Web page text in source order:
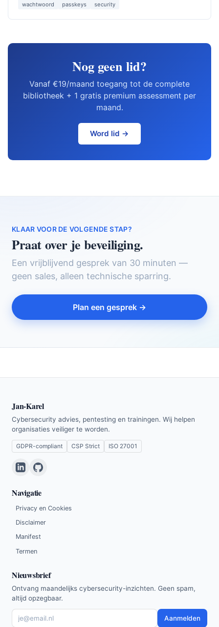
wachtwoord passkeys security
Nog geen lid?
Vanaf €19/maand toegang tot de complete
bibliotheek + 1 gratis premium assessment per
maand.
Word lid →
KLAAR VOOR DE VOLGENDE STAP?
Praat over je beveiliging.
Een vrijblijvend gesprek van 30 minuten —
geen sales, alleen technische sparring.
Plan een gesprek →
Jan-Karel
Cybersecurity advies, pentesting en trainingen. Wij helpen
organisaties veiliger te worden.
GDPR-compliant CSP Strict ISO 27001
Navigatie
Privacy en Cookies
Disclaimer
Manifest
Termen
Nieuwsbrief
Ontvang maandelijks cybersecurity-inzichten. Geen spam,
altijd opzegbaar.
Aanmelden